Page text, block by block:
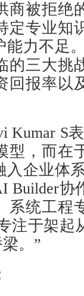
商被拒绝
定专业知
力不足
的三大挑
回报率以
Kumar S
型，而在
企业体
Builder
系统工程
注于架起
。”